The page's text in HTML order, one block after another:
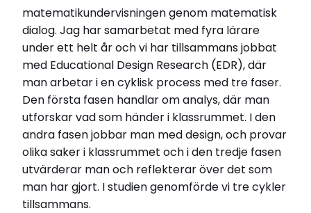
Relaterade länkar
Läs avhandling
matematikundervisningen genom matematisk
dialog. Jag har samarbetat med fyra lärare
under ett helt år och vi har tillsammans jobbat
med Educational Design Research (EDR), där
man arbetar i en cyklisk process med tre faser.
Den första fasen handlar om analys, där man
utforskar vad som händer i klassrummet. I den
andra fasen jobbar man med design, och provar
olika saker i klassrummet och i den tredje fasen
utvärderar man och reflekterar över det som
man har gjort. I studien genomförde vi tre cykler
tillsammans.